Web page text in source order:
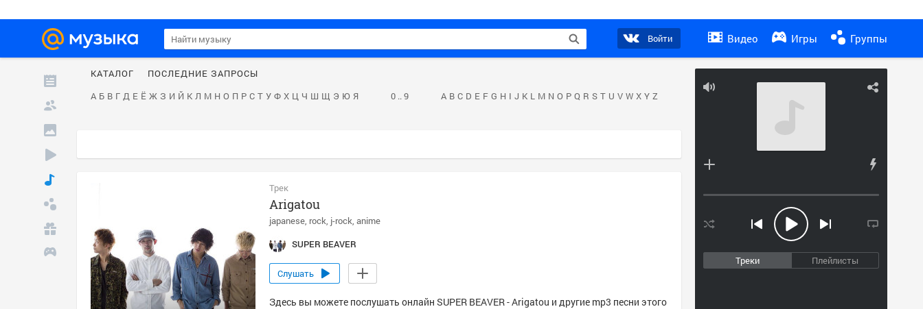
Войти Видео Игры Группы
Треки Плейлисты
КАТАЛОГ
ПОСЛЕДНИЕ ЗАПРОСЫ
А Б В Г Д Е Ё Ж З И Й К Л М Н О П Р С Т У Ф Х Ц Ч Ш Щ Э Ю Я 0 .. 9 A B C D E F G H I J K L M N O P Q R S T U V W X Y Z
Трек
Arigatou
japanese rock j-rock anime
SUPER BEAVER
Слушать
Здесь вы можете послушать онлайн SUPER BEAVER - Arigatou и другие mp3 песни этого